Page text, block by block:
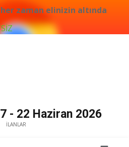
zaman elinizin altında
- 22 Haziran 2026
İLANLAR